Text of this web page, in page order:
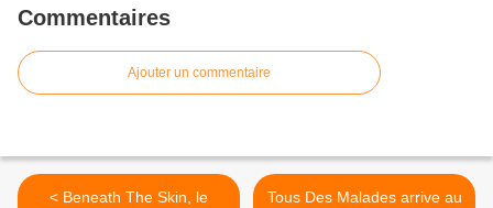
Commentaires
Ajouter un commentaire
< Beneath The Skin, le
Tous Des Malades arrive au